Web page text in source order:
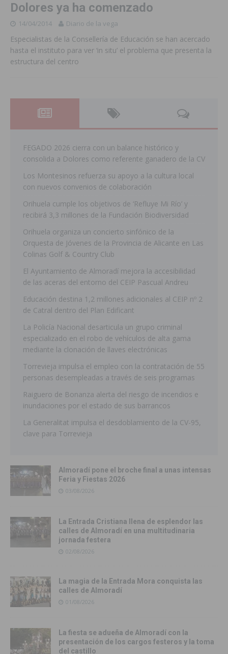
Dolores ya ha comenzado
14/04/2014 Diario de la vega
Especialistas de la Consellería de Educación se han acercado
hasta el instituto para ver ‘in situ’ el problema que presenta la
estructura del centro
FEGADO 2026 cierra con un balance histórico y
consolida a Dolores como referente ganadero de la CV
Los Montesinos refuerza su apoyo a la cultura local
con nuevos convenios de colaboración
Orihuela cumple los objetivos de ‘Refluye Mi Río’ y
recibirá 3,3 millones de la Fundación Biodiversidad
Orihuela organiza un concierto sinfónico de la
Orquesta de Jóvenes de la Provincia de Alicante en Las
Colinas Golf & Country Club
El Ayuntamiento de Almoradí mejora la accesibilidad
de las aceras del entorno del CEIP Pascual Andreu
Educación destina 1,2 millones adicionales al CEIP nº 2
de Catral dentro del Plan Edificant
La Policía Nacional desarticula un grupo criminal
especializado en el robo de vehículos de alta gama
mediante la clonación de llaves electrónicas
Torrevieja impulsa el empleo con la contratación de 55
personas desempleadas a través de seis programas
Raiguero de Bonanza alerta del riesgo de incendios e
inundaciones por el estado de sus barrancos
La Generalitat impulsa el desdoblamiento de la CV-95,
clave para Torrevieja
Almoradí pone el broche final a unas intensas
Feria y Fiestas 2026
03/08/2026
La Entrada Cristiana llena de esplendor las
calles de Almoradí en una multitudinaria
jornada festera
02/08/2026
La magia de la Entrada Mora conquista las
calles de Almoradí
01/08/2026
La fiesta se adueña de Almoradí con la
presentación de los cargos festeros y la toma
del castillo